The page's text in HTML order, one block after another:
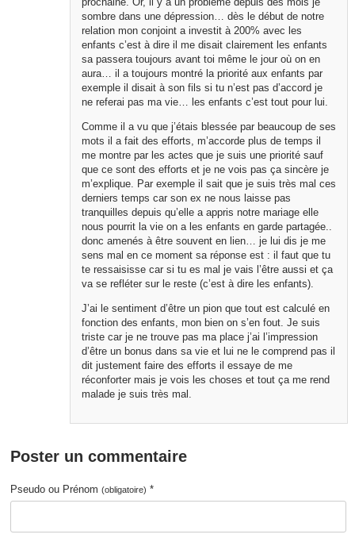
sombre dans une dépression… dès le début de notre
relation mon conjoint a investit à 200% avec les
enfants c’est à dire il me disait clairement les enfants
sa passera toujours avant toi même le jour où on en
aura… il a toujours montré la priorité aux enfants par
exemple il disait à son fils si tu n’est pas d’accord je
ne referai pas ma vie… les enfants c’est tout pour lui.
Comme il a vu que j’étais blessée par beaucoup de ses
mots il a fait des efforts, m’accorde plus de temps il
me montre par les actes que je suis une priorité sauf
que ce sont des efforts et je ne vois pas ça sincère je
m’explique. Par exemple il sait que je suis très mal ces
derniers temps car son ex ne nous laisse pas
tranquilles depuis qu’elle a appris notre mariage elle
nous pourrit la vie on a les enfants en garde partagée..
donc amenés à être souvent en lien… je lui dis je me
sens mal en ce moment sa réponse est : il faut que tu
te ressaisisse car si tu es mal je vais l’être aussi et ça
va se refléter sur le reste (c’est à dire les enfants).
J’ai le sentiment d’être un pion que tout est calculé en
fonction des enfants, mon bien on s’en fout. Je suis
triste car je ne trouve pas ma place j’ai l’impression
d’être un bonus dans sa vie et lui ne le comprend pas il
dit justement faire des efforts il essaye de me
réconforter mais je vois les choses et tout ça me rend
malade je suis très mal.
Poster un commentaire
Pseudo ou Prénom(obligatoire) *